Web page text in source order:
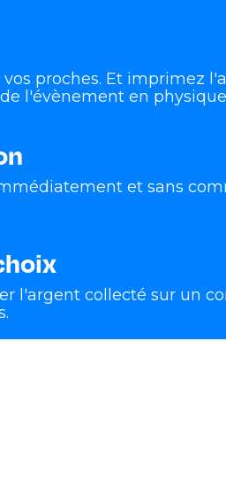
proches. Et imprimez
l'évènement en
et sans
l'argent collecté sur un